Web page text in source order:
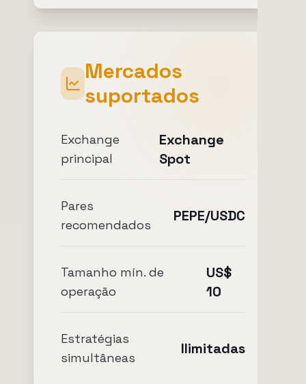
Mercados
suportados
Exchange
principal
Exchange
Spot
Pares
recomendados
PEPE/USDC
Tamanho mín. de
operação
US$
10
Estratégias
simultâneas
Ilimitadas